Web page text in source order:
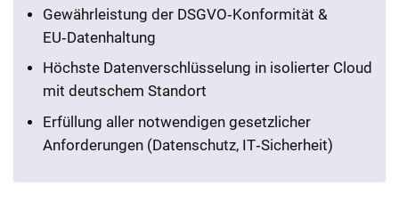
Gewährleistung der DSGVO‑Konformität &
EU‑Datenhaltung
Höchste Datenverschlüsselung in isolierter Cloud
mit deutschem Standort
Erfüllung aller notwendigen gesetzlicher
Anforderungen (Datenschutz, IT‑Sicherheit)